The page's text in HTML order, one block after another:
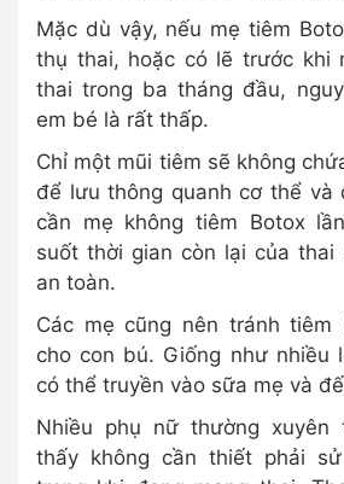
Mặc dù vậy, nếu mẹ tiêm
thụ thai, hoặc có lẽ trước khi
thai trong ba tháng đầu,
em bé là rất thấp.
Chỉ một mũi tiêm sẽ không
để lưu thông quanh cơ thể và
cần mẹ không tiêm Botox
suốt thời gian còn lại của thai
an toàn.
Các mẹ cũng nên tránh tiêm
cho con bú. Giống như nhiều
có thể truyền vào sữa mẹ và
Nhiều phụ nữ thường xuyên
thấy không cần thiết phải